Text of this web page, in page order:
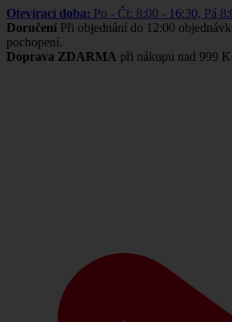
Otevírací doba: Po - Čt: 8:00 - 16:30, Pá
Doručení Při objednání do 12:00
pochopení.
Doprava ZDARMA při nákupu nad 999